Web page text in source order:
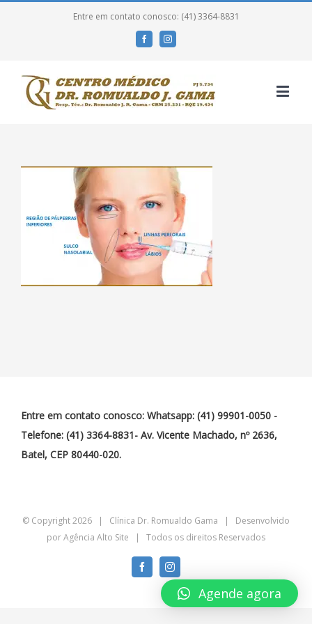
Entre em contato conosco: (41) 3364-8831
FacebookInstagram
Entre em contato conosco: Whatsapp: (41) 99901-0050 -
Telefone: (41) 3364-8831- Av. Vicente Machado, nº 2636,
Batel, CEP 80440-020.
© Copyright2026 | Clínica Dr. Romualdo Gama | Desenvolvido
porAgência Alto Site | Todos os direitos Reservados
FacebookInstagram
Agende agora